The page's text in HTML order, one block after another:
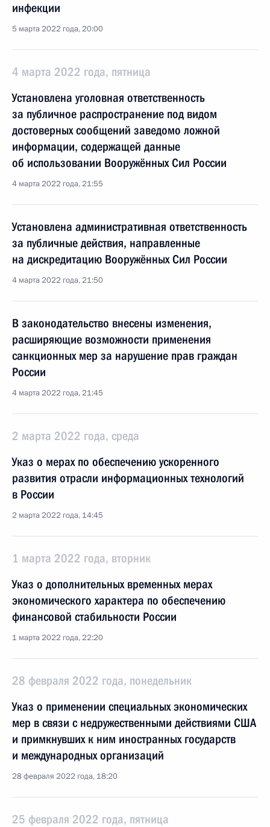
инфекции
5 марта 2022 года, 20:00
4 марта 2022 года, пятница
Установлена уголовная ответственность
за публичное распространение под видом
достоверных сообщений заведомо ложной
информации, содержащей данные
об использовании Вооружённых Сил России
4 марта 2022 года, 21:55
Установлена административная ответственность
за публичные действия, направленные
на дискредитацию Вооружённых Сил России
4 марта 2022 года, 21:50
В законодательство внесены изменения,
расширяющие возможности применения
санкционных мер за нарушение прав граждан
России
4 марта 2022 года, 21:45
2 марта 2022 года, среда
Указ о мерах по обеспечению ускоренного
развития отрасли информационных технологий
в России
2 марта 2022 года, 14:45
1 марта 2022 года, вторник
Указ о дополнительных временных мерах
экономического характера по обеспечению
финансовой стабильности России
1 марта 2022 года, 22:20
28 февраля 2022 года, понедельник
Указ о применении специальных экономических
мер в связи с недружественными действиями США
и примкнувших к ним иностранных государств
и международных организаций
28 февраля 2022 года, 18:20
25 февраля 2022 года, пятница